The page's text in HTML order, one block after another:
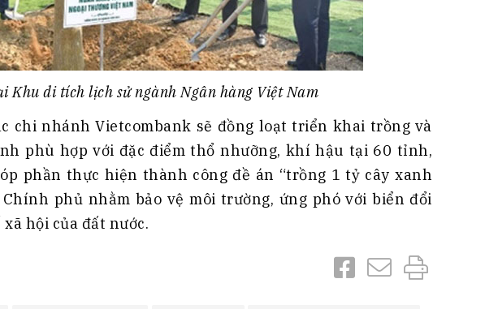
Khu di tích lịch sử ngành Ngân hàng Việt Nam
chi nhánh Vietcombank sẽ đồng loạt triển khai trồng và
phù hợp với đặc điểm thổ nhưỡng, khí hậu tại 60 tỉnh,
phần thực hiện thành công đề án “trồng 1 tỷ cây xanh
phủ nhằm bảo vệ môi trường, ứng phó với biển đổi
hội của đất nước.